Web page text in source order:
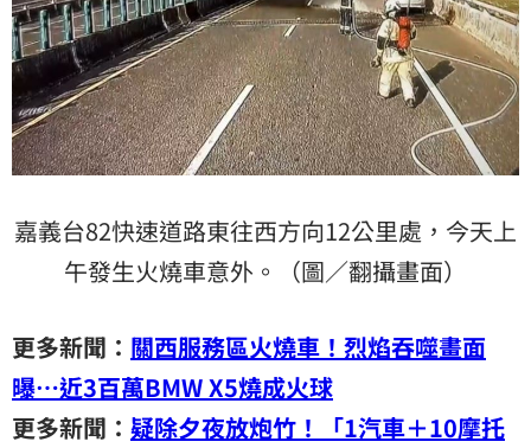
嘉義台82快速道路東往西方向12公里處，今天上
午發生火燒車意外。（圖／翻攝畫面）
更多新聞： 關西服務區火燒車！烈焰吞噬畫面
曝…近3百萬BMW X5燒成火球
更多新聞： 疑除夕夜放炮竹！「1汽車＋10摩托